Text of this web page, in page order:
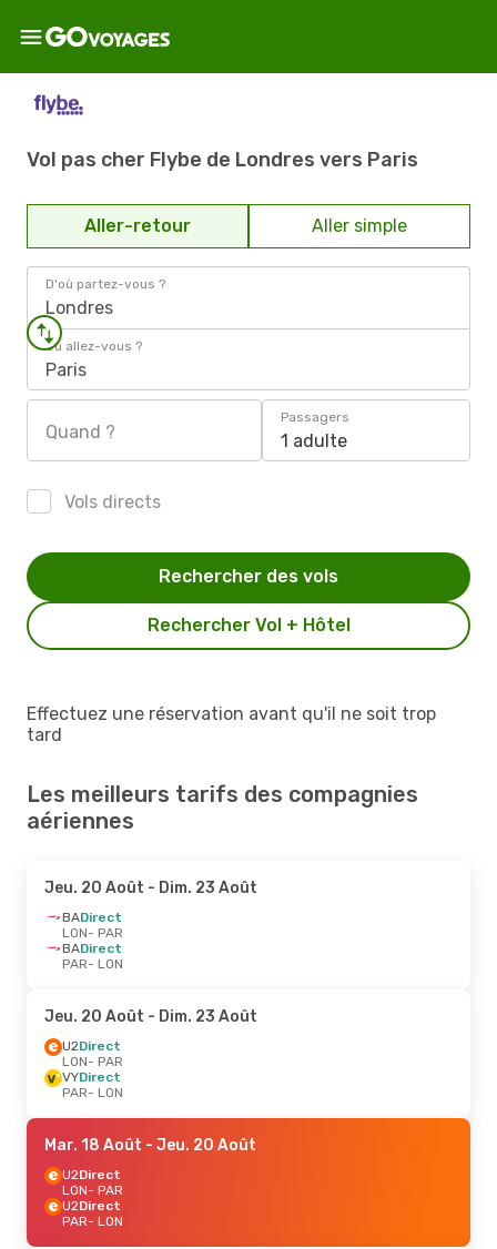
Vol pas cher Flybe de Londres vers Paris
Aller-retour Aller simple
D'où partez-vous ?
Londres
Où allez-vous ?
Paris
Quand ?
Passagers
1 adulte
Vols directs
Rechercher Vol + Hôtel
Rechercher des vols
Effectuez une réservation avant qu'il ne soit trop
tard
Les meilleurs tarifs des compagnies
aériennes
Jeu. 20 Août - Dim. 23 Août
BADirect
LON- PAR
BADirect
PAR- LON
Jeu. 20 Août - Dim. 23 Août
U2Direct
LON- PAR
VYDirect
PAR- LON
Mar. 18 Août - Jeu. 20 Août
U2Direct
LON- PAR
U2Direct
PAR- LON